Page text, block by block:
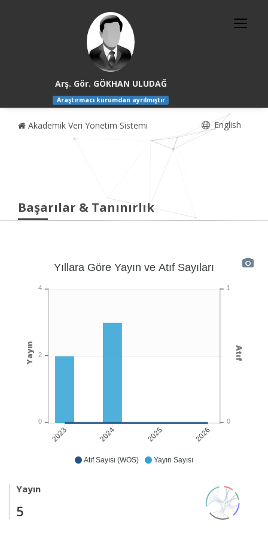
Arş. Gör. GÖKHAN ULUDAĞ
Araştırmacı kurumdan ayrılmıştır
Akademik Veri Yönetim Sistemi English
Başarılar & Tanınırlık
Atıf Sayısı (WOS) Yayın Sayısı
2023 2024 2025 2026
Yıllara Göre Yayın ve Atıf Sayıları
1
0
Atıf
4
2
0
Yayın
Yayın
5